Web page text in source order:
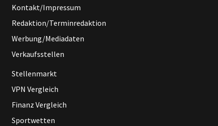
Kontakt/Impressum
Redaktion/Terminredaktion
Werbung/Mediadaten
Verkaufsstellen
Stellenmarkt
VPN Vergleich
Finanz Vergleich
Sportwetten